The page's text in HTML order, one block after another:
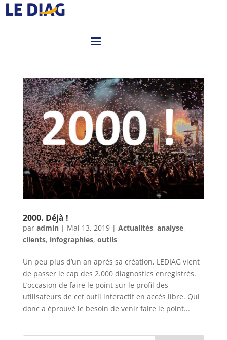
2000. Déjà !
par admin| Mai 13, 2019| Actualités, analyse,
clients, infographies, outils
Un peu plus d’un an après sa création, LEDIAG vient
de passer le cap des 2.000 diagnostics enregistrés.
L’occasion de faire le point sur le profil des
utilisateurs de cet outil interactif en accès libre. Qui
donc a éprouvé le besoin de venir faire le point...